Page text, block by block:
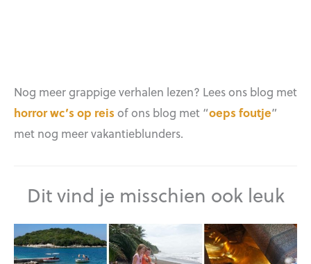
Nog meer grappige verhalen lezen? Lees ons blog met
horror wc’s op reis of ons blog met “oeps foutje”
met nog meer vakantieblunders.
Dit vind je misschien ook leuk